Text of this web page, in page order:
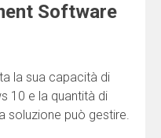
Software
la sua capacità di
10 e la quantità di
soluzione può gestire.